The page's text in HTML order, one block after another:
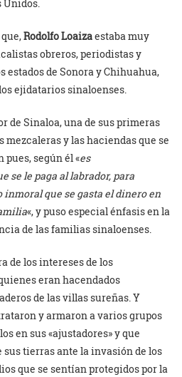
Unidos.
Rodolfo Loaizaestaba muy
obreros, periodistas y
de Sonora y Chihuahua,
ejidatarios sinaloenses.
de Sinaloa, una de sus primeras
mezcaleras y las haciendas que se
según él «es
se le paga al labrador, para
que se gasta el dinero en
«, y puso especial énfasis en la
de las familias sinaloenses.
de los intereses de los
eran hacendados
de las villas sureñas. Y
y armaron a varios grupos
en sus «ajustadores» y que
sus tierras ante la invasión de los
que se sentían protegidos por la